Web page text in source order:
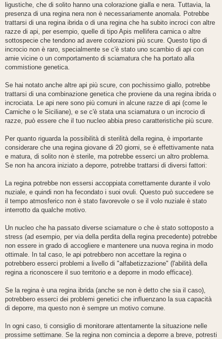
ligustiche, che di solito hanno una colorazione gialla e nera. Tuttavia, la
presenza di una regina nera non è necessariamente anomala. Potrebbe
trattarsi di una regina ibrida o di una regina che ha subito incroci con altre
razze di api, per esempio, quelle di tipo Apis mellifera carnica o altre
sottospecie che tendono ad avere colorazioni più scure. Questo tipo di
incrocio non è raro, specialmente se c'è stato uno scambio di api con
arnie vicine o un comportamento di sciamatura che ha portato alla
commistione genetica.
Se hai notato anche altre api più scure, con pochissimo giallo, potrebbe
trattarsi di una combinazione genetica che proviene da una regina ibrida o
incrociata. Le api nere sono più comuni in alcune razze di api (come le
Carniche o le Siciliane), e se c'è stata una sciamatura o un incrocio di
razze, può essere che il tuo nucleo abbia preso caratteristiche più scure.
Per quanto riguarda la possibilità di sterilità della regina, è importante
considerare che una regina giovane di 20 giorni, se è effettivamente nata
e matura, di solito non è sterile, ma potrebbe esserci un altro problema.
Se non ha ancora iniziato a deporre, potrebbe trattarsi di diversi fattori:
La regina potrebbe non essersi accoppiata correttamente durante il volo
nuziale, e quindi non ha fecondato i suoi ovuli. Questo può succedere se
il tempo atmosferico non è stato favorevole o se il volo nuziale è stato
interrotto da qualche motivo.
Un nucleo che ha passato diverse sciamature o che è stato sottoposto a
stress (ad esempio, per via della perdita della regina precedente) potrebbe
non essere in grado di accogliere e mantenere una nuova regina in modo
ottimale. In tal caso, le api potrebbero non accettare la regina o
potrebbero esserci problemi a livello di "alfabetizzazione" (l'abilità della
regina a riconoscere il suo territorio e a deporre in modo efficace).
Se la regina è una regina ibrida (anche se non è detto che sia il caso),
potrebbero esserci dei problemi genetici che influenzano la sua capacità
di deporre, ma questo non è sempre un motivo comune.
In ogni caso, ti consiglio di monitorare attentamente la situazione nelle
prossime settimane. Se la regina non comincia a deporre a breve, potresti